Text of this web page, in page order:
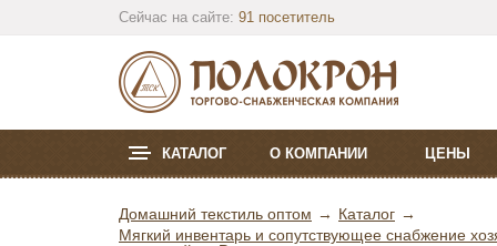
Сейчас на сайте: 91 посетитель
КАТАЛОГ О КОМПАНИИ ЦЕНЫ
Домашний текстиль оптом
Каталог
Мягкий инвентарь и сопутствующее снабжение